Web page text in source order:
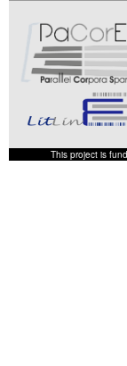
This project is